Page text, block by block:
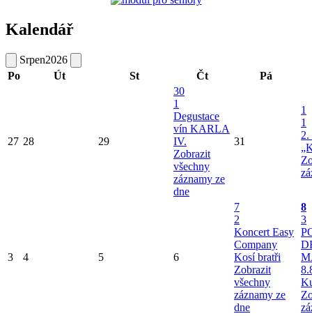
Kalendář
Srpen2026
Po
Út St Čt Pá
27 28 29
30
1
Degustace
vín KARLA
IV.
Zobrazit
všechny
záznamy ze
dne
31
1
1
2.
3 4 5 6
7
2
Koncert Easy
Company
Kosí bratři
Zobrazit
všechny
záznamy ze
dne
8
3